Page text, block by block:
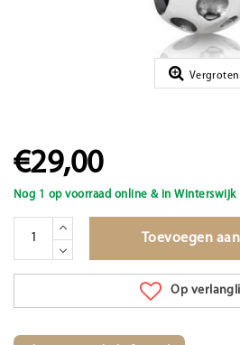
Vergroten
€29,00
Nog 1 op voorraad online & in Winterswijk|
Toevoegen
Op